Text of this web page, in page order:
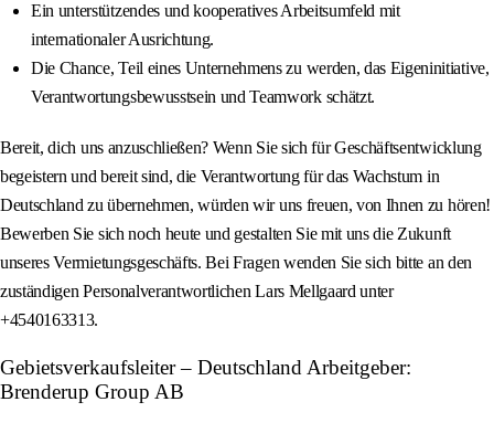
Ein unterstützendes und kooperatives Arbeitsumfeld mit
internationaler Ausrichtung.
Die Chance, Teil eines Unternehmens zu werden, das Eigeninitiative,
Verantwortungsbewusstsein und Teamwork schätzt.
Bereit, dich uns anzuschließen? Wenn Sie sich für Geschäftsentwicklung
begeistern und bereit sind, die Verantwortung für das Wachstum in
Deutschland zu übernehmen, würden wir uns freuen, von Ihnen zu hören!
Bewerben Sie sich noch heute und gestalten Sie mit uns die Zukunft
unseres Vermietungsgeschäfts. Bei Fragen wenden Sie sich bitte an den
zuständigen Personalverantwortlichen Lars Mellgaard unter
+4540163313.
Gebietsverkaufsleiter – Deutschland Arbeitgeber:
Brenderup Group AB